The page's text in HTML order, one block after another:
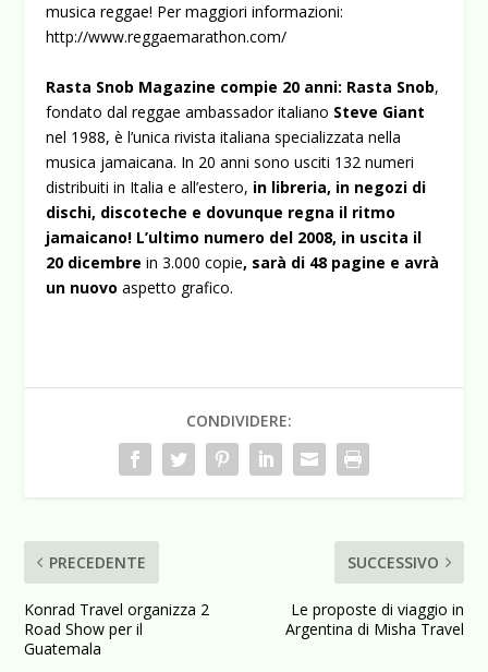
musica reggae! Per maggiori informazioni:
http://www.reggaemarathon.com/
Rasta Snob Magazine compie 20 anni: Rasta Snob,
fondato dal reggae ambassador italiano Steve Giant
nel 1988, è l’unica rivista italiana specializzata nella
musica jamaicana. In 20 anni sono usciti 132 numeri
distribuiti in Italia e all’estero, in libreria, in negozi di
dischi, discoteche e dovunque regna il ritmo
jamaicano! L’ultimo numero del 2008, in uscita il
20 dicembrein 3.000 copie, sarà di 48 pagine e avrà
un nuovo aspetto grafico.
CONDIVIDERE:
PRECEDENTE
Konrad Travel organizza 2
Road Show per il
Guatemala
SUCCESSIVO
Le proposte di viaggio in
Argentina di Misha Travel